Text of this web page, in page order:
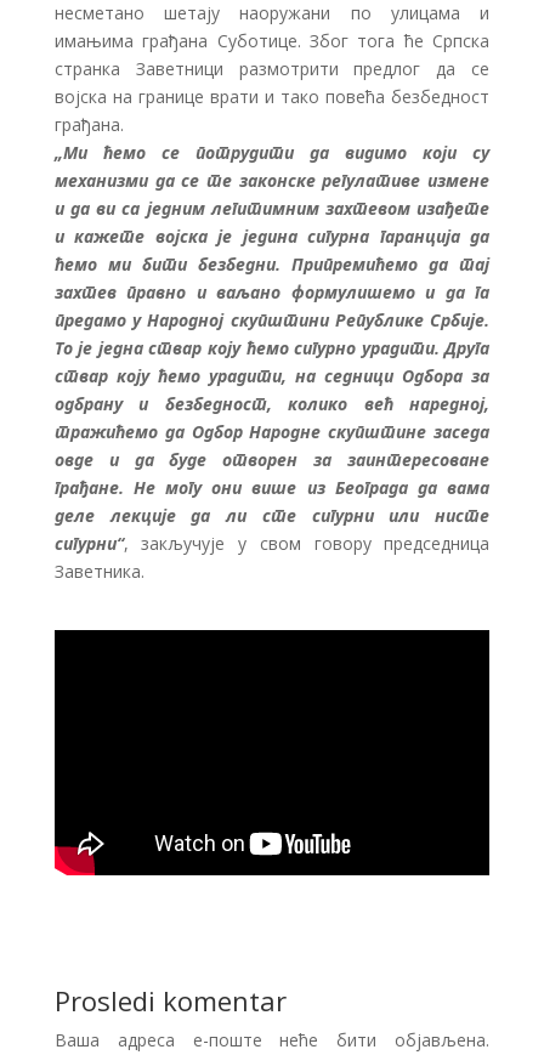
несметано шетају наоружани по улицама и
имањима грађана Суботице. Због тога ће Српска
странка Заветници размотрити предлог да се
војска на границе врати и тако повећа безбедност
грађана.
„Ми ћемо се потрудити да видимо који су
механизми да се те законске регулативе измене
и да ви са једним легитимним захтевом изађете
и кажете војска је једина сигурна гаранција да
ћемо ми бити безбедни. Припремићемо да тај
захтев правно и ваљано формулишемо и да га
предамо у Народној скупштини Републике Србије.
То је једна ствар коју ћемо сигурно урадити. Друга
ствар коју ћемо урадити, на седници Одбора за
одбрану и безбедност, колико већ наредној,
тражићемо да Одбор Народне скупштине заседа
овде и да буде отворен за заинтересоване
грађане. Не могу они више из Београда да вама
деле лекције да ли сте сигурни или нисте
сигурни“, закључује у свом говору председница
Заветника.
Prosledi komentar
Ваша адреса е-поште неће бити објављена.